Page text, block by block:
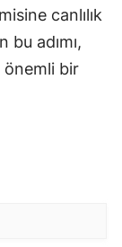
canlılık
bu adımı,
önemli bir